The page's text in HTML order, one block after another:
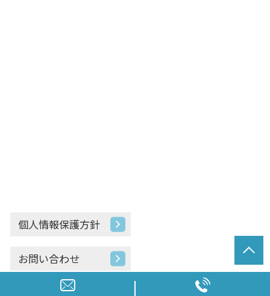
個人情報保護方針
お問い合わせ
© 相続と終活の相談室